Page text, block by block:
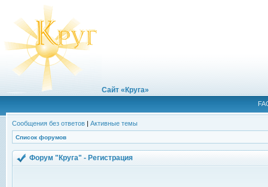
Сайт «Круга»
Сообщения без ответов | Активные темы
Список форумов
Форум "Круга" - Регистрация